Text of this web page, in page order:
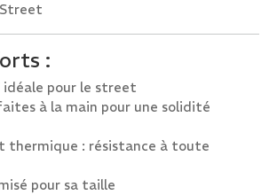
:
idéale pour le street
à la main pour une solidité
thermique : résistance à toute
pour sa taille